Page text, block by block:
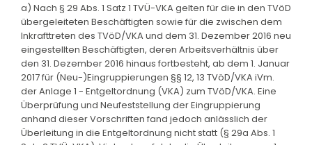
a) Nach § 29 Abs. 1 Satz 1 TVÜ-VKA gelten für die in den TVöD
übergeleiteten Beschäftigten sowie für die zwischen dem
Inkrafttreten des TVöD/VKA und dem 31. Dezember 2016 neu
eingestellten Beschäftigten, deren Arbeitsverhältnis über
den 31. Dezember 2016 hinaus fortbesteht, ab dem 1. Januar
2017 für (Neu-)Eingruppierungen §§ 12, 13 TVöD/VKA iVm.
der Anlage 1 - Entgeltordnung (VKA) zum TVöD/VKA. Eine
Überprüfung und Neufeststellung der Eingruppierung
anhand dieser Vorschriften fand jedoch anlässlich der
Überleitung in die Entgeltordnung nicht statt (§ 29a Abs. 1